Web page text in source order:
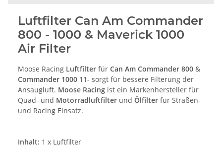
Luftfilter Can Am Commander
800 - 1000 & Maverick 1000
Air Filter
Moose Racing Luftfilter für Can Am Commander 800 &
Commander 1000 11- sorgt für bessere Filterung der
Ansaugluft. Moose Racing ist ein Markenhersteller für
Quad- und Motorradluftfilter und Ölfilter für Straßen-
und Racing Einsatz.
Inhalt: 1 x Luftfilter